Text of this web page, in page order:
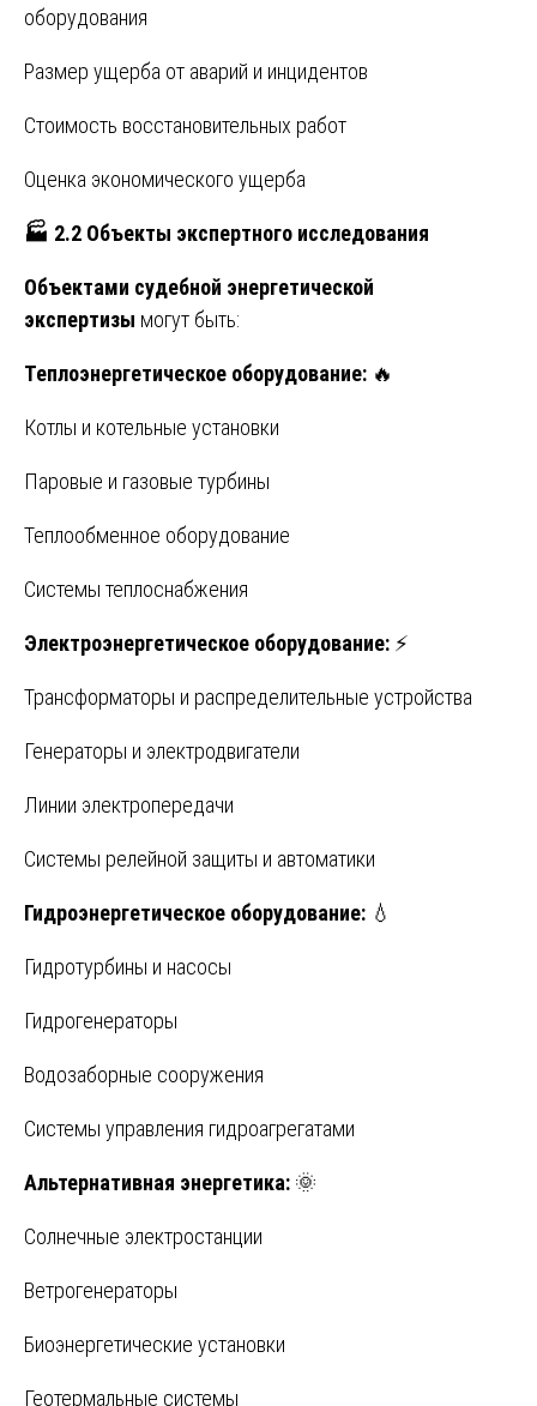
оборудования
Размер ущерба от аварий и инцидентов
Стоимость восстановительных работ
Оценка экономического ущерба
🏭 2.2 Объекты экспертного исследования
Объектами судебной энергетической
экспертизы могут быть:
Теплоэнергетическое оборудование: 🔥
Котлы и котельные установки
Паровые и газовые турбины
Теплообменное оборудование
Системы теплоснабжения
Электроэнергетическое оборудование: ⚡
Трансформаторы и распределительные устройства
Генераторы и электродвигатели
Линии электропередачи
Системы релейной защиты и автоматики
Гидроэнергетическое оборудование: 💧
Гидротурбины и насосы
Гидрогенераторы
Водозаборные сооружения
Системы управления гидроагрегатами
Альтернативная энергетика: 🌞
Солнечные электростанции
Ветрогенераторы
Биоэнергетические установки
Геотермальные системы